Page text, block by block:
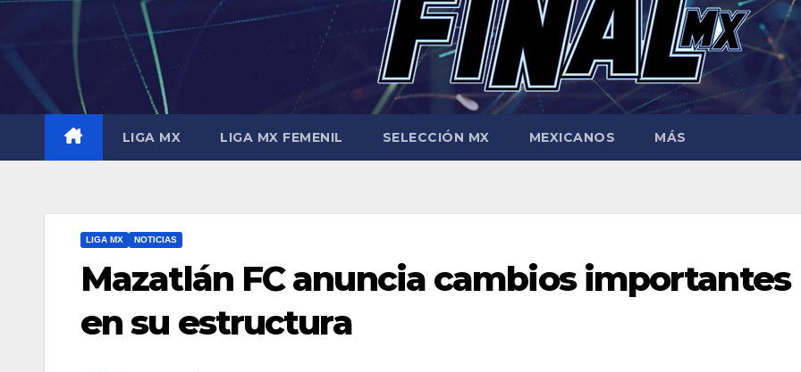
LIGA MX LIGA MX FEMENIL SELECCIÓN MX MEXICANOS MÁS
LIGA MX NOTICIAS
Mazatlán FC anuncia cambios importantes
en su estructura